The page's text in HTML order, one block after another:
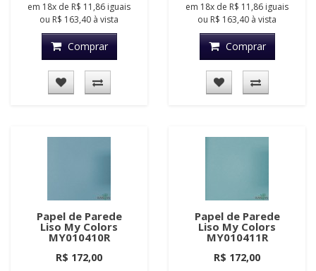
em 18x de R$ 11,86 iguais
ou R$ 163,40 à vista
Comprar
em 18x de R$ 11,86 iguais
ou R$ 163,40 à vista
Comprar
Papel de Parede
Liso My Colors
MY010410R
R$ 172,00
Papel de Parede
Liso My Colors
MY010411R
R$ 172,00